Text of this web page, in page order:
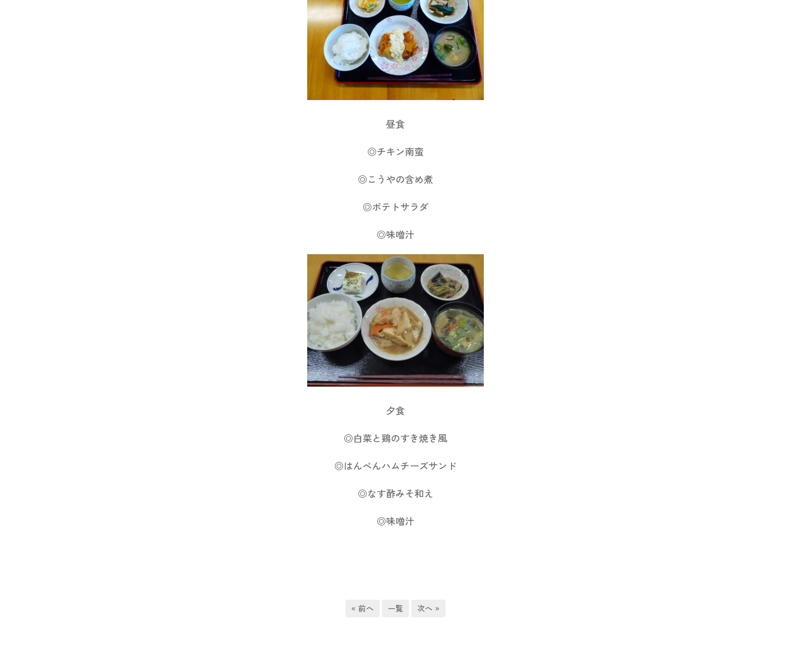
昼食
◎チキン南蛮
◎こうやの含め煮
◎ポテトサラダ
◎味噌汁
夕食
◎白菜と鶏のすき焼き風
◎はんぺんハムチーズサンド
◎なす酢みそ和え
◎味噌汁
« 前へ 一覧 次へ »